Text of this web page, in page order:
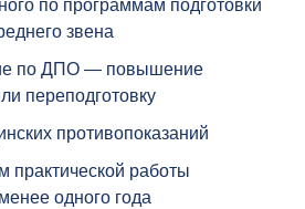
по программам подготовки
звена
по ДПО — повышение
переподготовку
противопоказаний
практической работы
одного года